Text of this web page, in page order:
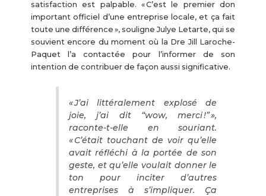
satisfaction est palpable. « C’est le premier don
important officiel d’une entreprise locale, et ça fait
toute une différence », souligne Julye Letarte, qui se
souvient encore du moment où la Dre Jill Laroche-
Paquet l’a contactée pour l’informer de son
intention de contribuer de façon aussi significative.
« J’ai littéralement explosé de
joie, j’ai dit “wow, merci !” »,
raconte-t-elle en souriant.
« C’était touchant de voir qu’elle
avait réfléchi à la portée de son
geste, et qu’elle voulait donner le
ton pour inciter d’autres
entreprises à s’impliquer. Ça